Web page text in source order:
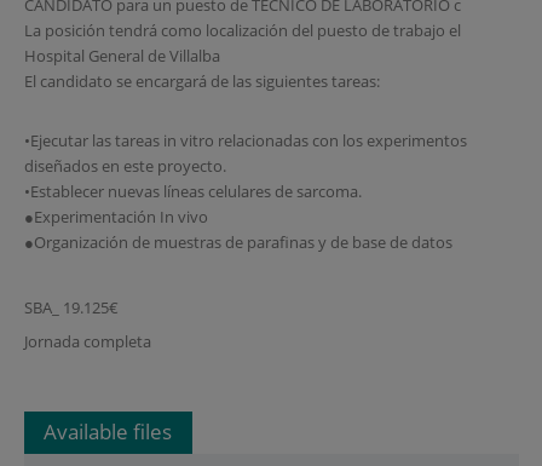
CANDIDATO para un puesto de TECNICO DE LABORATORIO c
La posición tendrá como localización del puesto de trabajo el
Hospital General de Villalba
El candidato se encargará de las siguientes tareas:
•Ejecutar las tareas in vitro relacionadas con los experimentos
diseñados en este proyecto.
•Establecer nuevas líneas celulares de sarcoma.
●Experimentación In vivo
●Organización de muestras de parafinas y de base de datos
SBA_ 19.125€
Jornada completa
Available files